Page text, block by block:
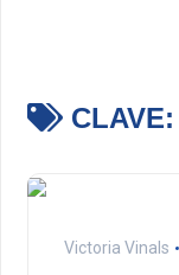
CLAVE:
Victoria Vinals